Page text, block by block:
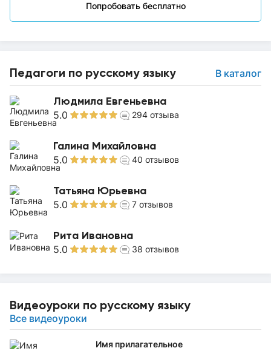
Попробовать бесплатно
Педагоги по русскому языку В каталог
Людмила Евгеньевна
5.0 294 отзыва
Галина Михайловна
5.0 40 отзывов
Татьяна Юрьевна
5.0 7 отзывов
Рита Ивановна
5.0 38 отзывов
Видеоуроки по русскому языку
Все видеоуроки
Имя прилагательное